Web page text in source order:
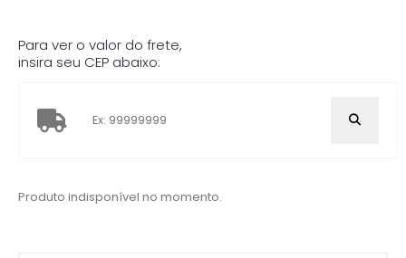
Para ver o valor do frete,
insira seu CEP abaixo:
Produto indisponível no momento.